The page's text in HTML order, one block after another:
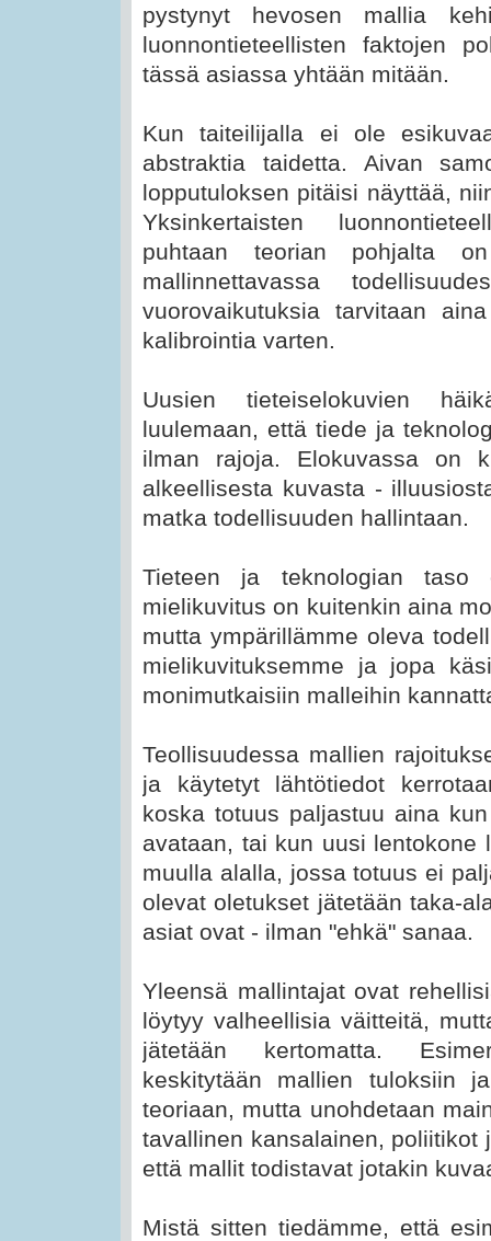
pystynyt hevosen mallia
luonnontieteellisten faktojen
tässä asiassa yhtään mitään.
Kun taiteilijalla ei ole
abstraktia taidetta. Aivan
lopputuloksen pitäisi näyttää,
Yksinkertaisten
puhtaan teorian pohjalta
mallinnettavassa
vuorovaikutuksia tarvitaan
kalibrointia varten.
Uusien tieteiselokuvien
luulemaan, että tiede ja
ilman rajoja. Elokuvassa on
alkeellisesta kuvasta -
matka todellisuuden hallintaan.
Tieteen ja teknologian taso
mielikuvitus on kuitenkin aina
mutta ympärillämme oleva
mielikuvituksemme ja jopa
monimutkaisiin malleihin
Teollisuudessa mallien
ja käytetyt lähtötiedot
koska totuus paljastuu aina
avataan, tai kun uusi lentokone
muulla alalla, jossa totuus ei
olevat oletukset jätetään taka-
asiat ovat - ilman "ehkä" sanaa.
Yleensä mallintajat ovat
löytyy valheellisia väitteitä,
jätetään kertomatta.
keskitytään mallien tuloksiin
teoriaan, mutta unohdetaan
tavallinen kansalainen,
että mallit todistavat jotakin
Mistä sitten tiedämme, että